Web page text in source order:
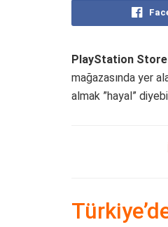
PlayStation Store
mağazasında yer
almak ”hayal”